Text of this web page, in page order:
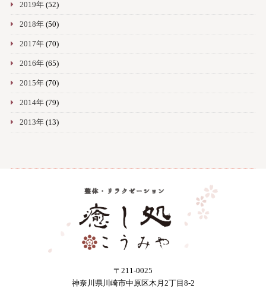
2019年(52)
2018年(50)
2017年(70)
2016年(65)
2015年(70)
2014年(79)
2013年(13)
〒211-0025
神奈川県川崎市中原区木月2丁目8-2